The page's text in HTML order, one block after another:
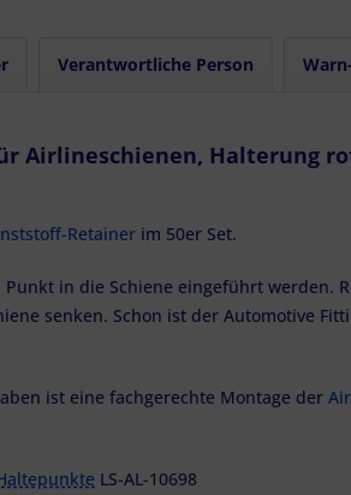
Verantwortliche Person
Airlineschienen, Halterung
Retainer im 50er Set.
in die Schiene eingeführt werden.
senken. Schon ist der Automotive
ist eine fachgerechte Montage der
LS-AL-10698